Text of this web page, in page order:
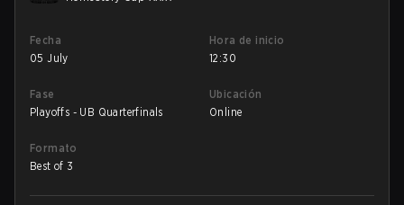
Fecha
05 July
Hora de inicio
12:30
Fase
Playoffs - UB Quarterfinals
Ubicación
Online
Formato
Best of 3